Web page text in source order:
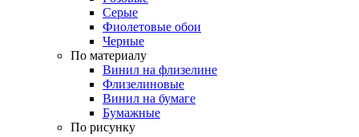
Серые
Фиолетовые обои
Черные
По материалу
Винил на флизелине
Флизелиновые
Винил на бумаге
Бумажные
По рисунку